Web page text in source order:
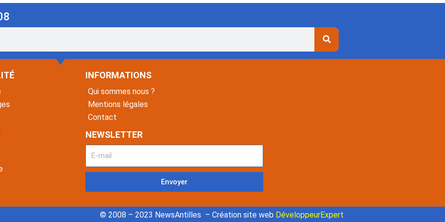
INFORMATIONS
Qui sommes nous ?
Mentions légales
Contact
NEWSLETTER
Envoyer
© 2008 – 2023 NewsAntilles – Création site web DéveloppeurExpert